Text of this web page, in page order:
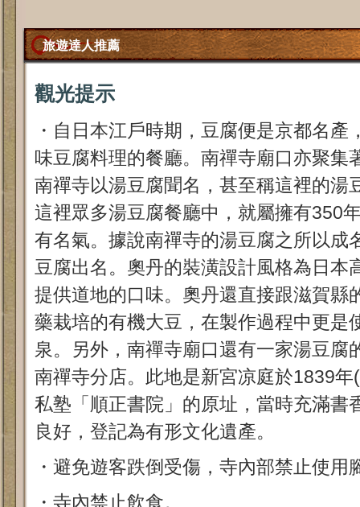
旅遊達人推薦
觀光提示
・自日本江戶時期，豆腐便是京都名
味豆腐料理的餐廳。南禪寺廟口亦聚集
南禪寺以湯豆腐聞名，甚至稱這裡的湯
這裡眾多湯豆腐餐廳中，就屬擁有350
有名氣。據說南禪寺的湯豆腐之所以成
豆腐出名。奧丹的裝潢設計風格為日本
提供道地的口味。奧丹還直接跟滋賀縣
藥栽培的有機大豆，在製作過程中更是
泉。另外，南禪寺廟口還有一家湯豆腐
南禪寺分店。此地是新宮凉庭於1839
私塾「順正書院」的原址，當時充滿書
良好，登記為有形文化遺產。
・避免遊客跌倒受傷，寺內部禁止使用
・寺內禁止飲食。